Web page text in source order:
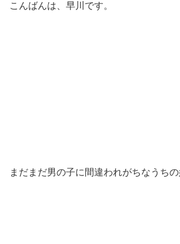
こんばんは、早川です。
まだまだ男の子に間違われがちなうちの